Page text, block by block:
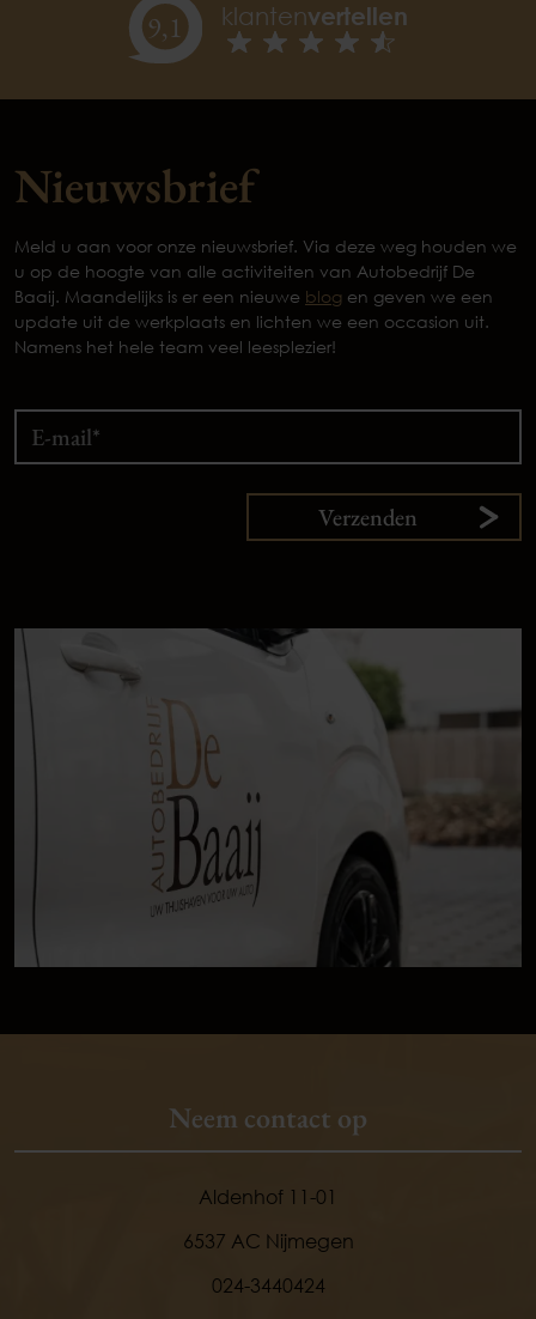
9,1 klantenvertellen
Nieuwsbrief
Meld u aan voor onze nieuwsbrief. Via deze weg houden we
u op de hoogte van alle activiteiten van Autobedrijf De
Baaij. Maandelijks is er een nieuwe blog en geven we een
update uit de werkplaats en lichten we een occasion uit.
Namens het hele team veel leesplezier!
Verzenden
Neem contact op
Aldenhof 11-01
6537 AC Nijmegen
024-3440424